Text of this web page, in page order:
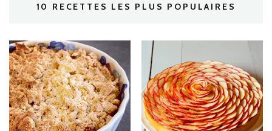
10 RECETTES LES PLUS POPULAIRES